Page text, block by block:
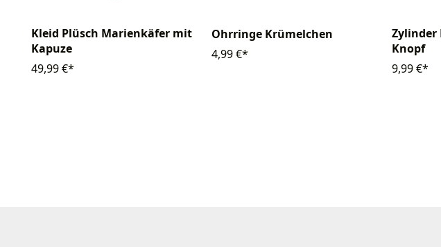
Kleid Plüsch Marienkäfer mit
Kapuze
49,99 €*
Ohrringe Krümelchen
4,99 €*
Zylinder
Knopf
9,99 €*